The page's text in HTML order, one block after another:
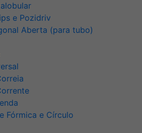
e Pozidriv
Aberta (para tubo)
Fórmica e Círculo